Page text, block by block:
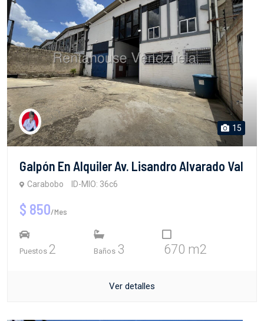
15
Galpón En Alquiler Av. Lisandro Alvarado Val
Carabobo ID-MIO: 36c6
$ 850/Mes
Puestos 2 Baños 3 670 m2
Ver detalles